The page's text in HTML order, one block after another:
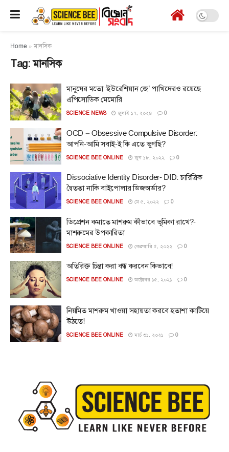
Home » মানসিক
Tag:মানসিক
মানুষের মতো ‘ইউরেশিয়ান জে’ পাখিদেরও রয়েছে
এপিসোডিক মেমোরি
SCIENCE NEWS জুলাই ১৭, ২০২৪ 0
OCD – Obsessive Compulsive Disorder:
আপনি-আমি সবাই-ই কি এতে ভুগছি?
SCIENCE BEE ONLINE জুন ১৮, ২০২২ 0
Dissociative Identity Disorder- DID: চারিত্রিক
দ্বৈততা নাকি বাইপোলার ডিজঅর্ডার?
SCIENCE BEE ONLINE মে ৫, ২০২২ 0
ডিপ্রেশন কমাতে মাশরুম কীভাবে ভূমিকা রাখে?-
মাশরুমের উপকারিতা
SCIENCE BEE ONLINE ফেব্রুয়ারি ৫, ২০২২ 0
অতিরিক্ত চিন্তা করা বন্ধ করবেন কিভাবে!
SCIENCE BEE ONLINE অক্টোবর ১৫, ২০২১ 0
নিয়মিত মাশরুম খাওয়া সহায়তা করবে হতাশা কাটিয়ে
উঠতে!
SCIENCE BEE ONLINE মার্চ ৩১, ২০২১ 0